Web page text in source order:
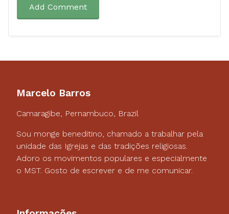
Add Comment
Marcelo Barros
Camaragibe, Pernambuco, Brazil
Sou monge beneditino, chamado a trabalhar pela
unidade das Igrejas e das tradições religiosas.
Adoro os movimentos populares e especialmente
o MST. Gosto de escrever e de me comunicar.